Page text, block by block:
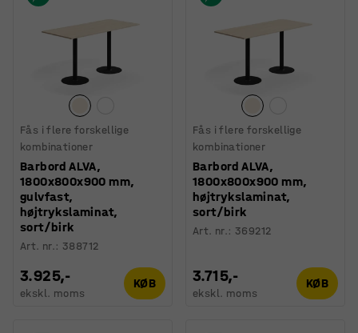
Fås i flere forskellige
kombinationer
Barbord ALVA,
1800x800x900 mm,
gulvfast,
højtrykslaminat,
sort/birk
Art. nr.: 388712
3.925,-
ekskl. moms
KØB
Fås i flere forskellige
kombinationer
Barbord ALVA,
1800x800x900 mm,
højtrykslaminat,
sort/birk
Art. nr.: 369212
3.715,-
ekskl. moms
KØB